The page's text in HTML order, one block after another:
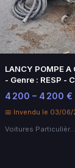
LANCY POMPE A
- Genre : RESP -
TRAV…
4 200 – 4 200 €
📅 Invendu le 03/06/